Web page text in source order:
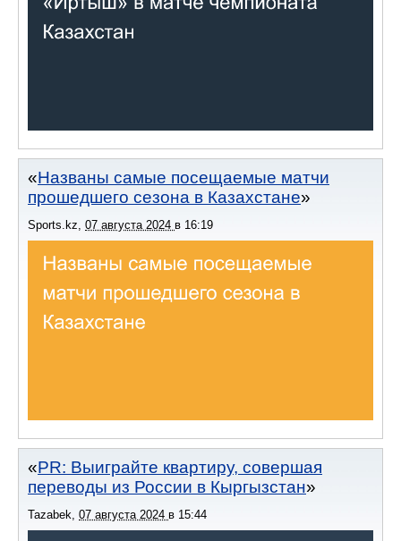
Названы самые посещаемые матчи
прошедшего сезона в Казахстане
Sports.kz 07 августа 2024 в 16:19
PR: Выиграйте квартиру, совершая
переводы из России в Кыргызстан
Tazabek, 07 августа 2024 в 15:44